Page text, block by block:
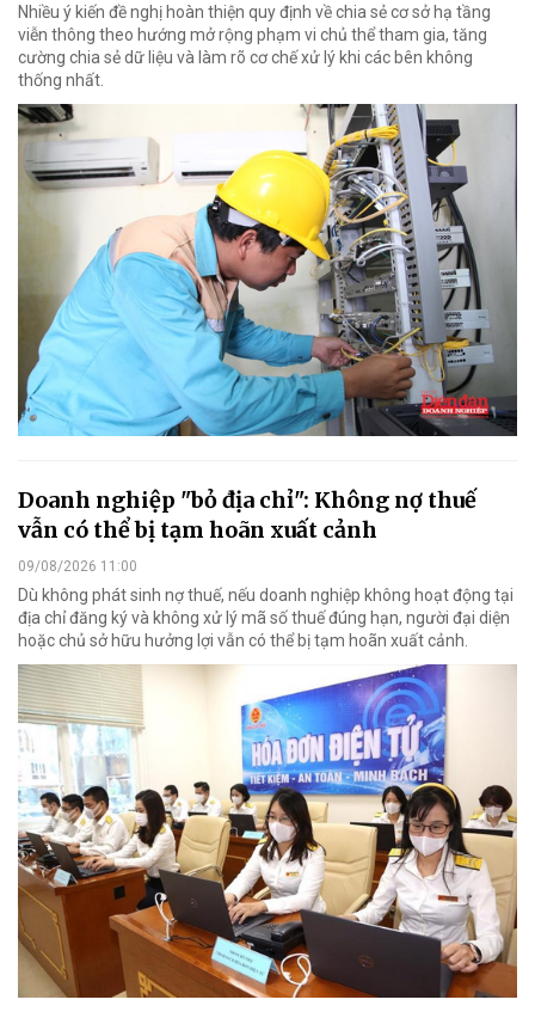
Nhiều ý kiến đề nghị hoàn thiện quy định về chia sẻ cơ sở hạ tầng
viễn thông theo hướng mở rộng phạm vi chủ thể tham gia, tăng
cường chia sẻ dữ liệu và làm rõ cơ chế xử lý khi các bên không
thống nhất.
Doanh nghiệp "bỏ địa chỉ": Không nợ thuế
vẫn có thể bị tạm hoãn xuất cảnh
09/08/2026 11:00
Dù không phát sinh nợ thuế, nếu doanh nghiệp không hoạt động tại
địa chỉ đăng ký và không xử lý mã số thuế đúng hạn, người đại diện
hoặc chủ sở hữu hưởng lợi vẫn có thể bị tạm hoãn xuất cảnh.